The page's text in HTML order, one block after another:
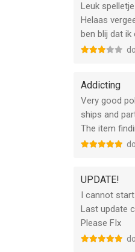
Leuk
Helaas
ben blij dat ik
Addicting
Very good
ships and
The item
UPDATE!
I cannot
Last update
Please FIx